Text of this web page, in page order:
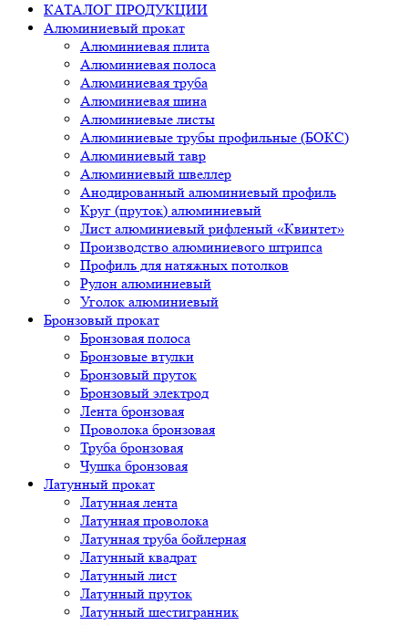
КАТАЛОГ ПРОДУКЦИИ
Алюминиевый прокат
Алюминиевая плита
Алюминиевая полоса
Алюминиевая труба
Алюминиевая шина
Алюминиевые листы
Алюминиевые трубы профильные (БОКС)
Алюминиевый тавр
Алюминиевый швеллер
Анодированный алюминиевый профиль
Круг (пруток) алюминиевый
Лист алюминиевый рифленый «Квинтет»
Производство алюминиевого штрипса
Профиль для натяжных потолков
Рулон алюминиевый
Уголок алюминиевый
Бронзовый прокат
Бронзовая полоса
Бронзовые втулки
Бронзовый пруток
Бронзовый электрод
Лента бронзовая
Проволока бронзовая
Труба бронзовая
Чушка бронзовая
Латунный прокат
Латунная лента
Латунная проволока
Латунная труба бойлерная
Латунный квадрат
Латунный лист
Латунный пруток
Латунный шестигранник